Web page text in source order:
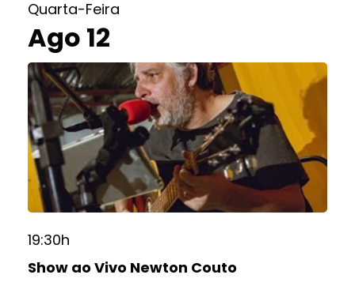
Quarta-Feira
Ago 12
19:30h
Show ao Vivo Newton Couto